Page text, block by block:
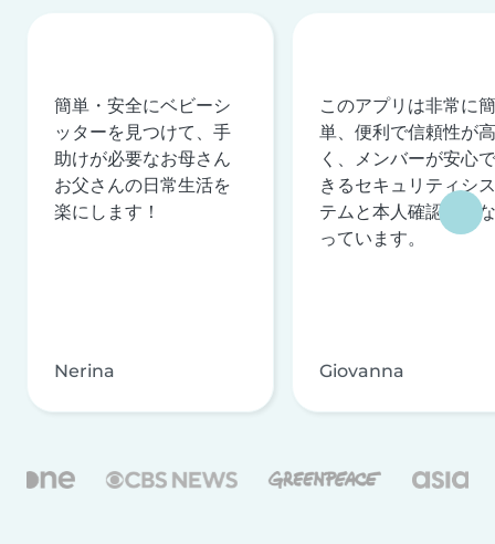
簡単・安全にベビーシ
ッターを見つけて、手
助けが必要なお母さん
お父さんの日常生活を
楽にします！
Nerina
このアプリは非常に簡
単、便利で信頼性が高
く、メンバーが安心で
きるセキュリティシス
テムと本人確認を行な
っています。
Giovanna